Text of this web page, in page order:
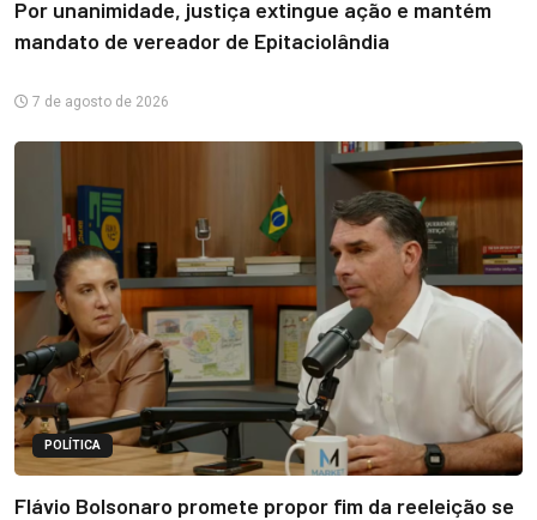
Por unanimidade, justiça extingue ação e mantém
mandato de vereador de Epitaciolândia
7 de agosto de 2026
POLÍTICA
Flávio Bolsonaro promete propor fim da reeleição se